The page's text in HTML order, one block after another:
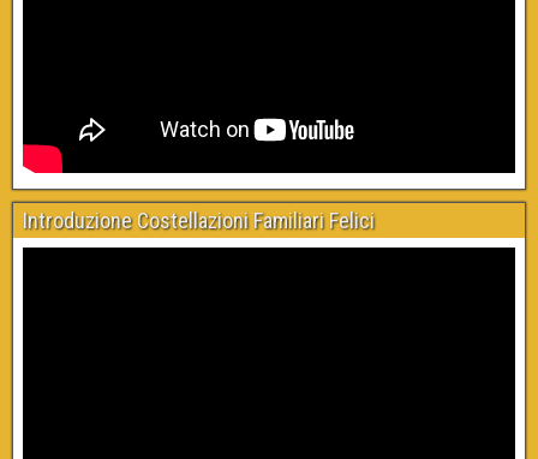
Introduzione Costellazioni Familiari Felici